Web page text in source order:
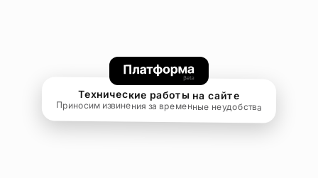
Технические работы на сайте
Приносим извинения за временные неудобства